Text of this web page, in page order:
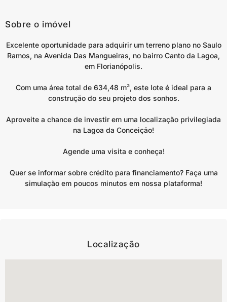
Sobre o imóvel
Excelente oportunidade para adquirir um terreno plano no Saulo
Ramos, na Avenida Das Mangueiras, no bairro Canto da Lagoa,
em Florianópolis.
Com uma área total de 634,48 m², este lote é ideal para a
construção do seu projeto dos sonhos.
Aproveite a chance de investir em uma localização privilegiada
na Lagoa da Conceição!
Agende uma visita e conheça!
Quer se informar sobre crédito para financiamento? Faça uma
simulação em poucos minutos em nossa plataforma!
Localização